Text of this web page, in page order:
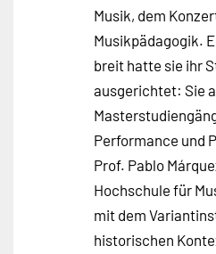
Musik, dem
Musikpädagogik.
breit hatte sie ihr
ausgerichtet: Sie
Performance und
Prof. Pablo
Hochschule für
mit dem
historischen